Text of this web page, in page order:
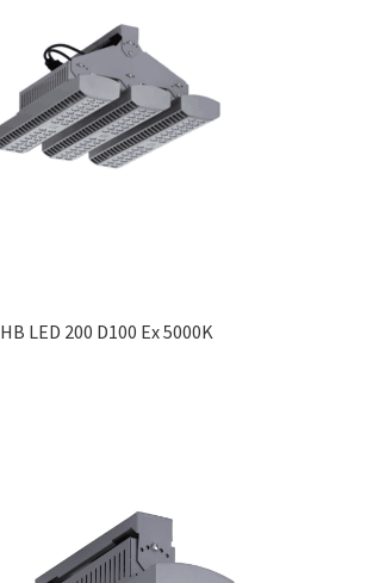
HB LED 200 D100 Ex 5000K